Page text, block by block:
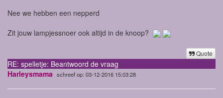
Nee we hebben een nepperd
Zit jouw lampjessnoer ook altijd in de knoop?
Quote
RE: spelletje: Beantwoord de vraag
Harleysmama schreef op: 03-12-2016 15:03:28